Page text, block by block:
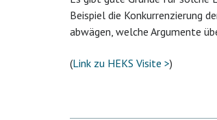
Beispiel die Konkurrenzierung
abwägen, welche Argumente
(Link zu HEKS Visite >)